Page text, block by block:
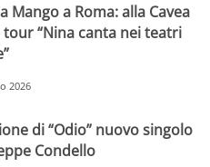
Mango a Roma: alla Cavea
“Nina canta nei teatri
2026
di “Odio” nuovo singolo
Condello